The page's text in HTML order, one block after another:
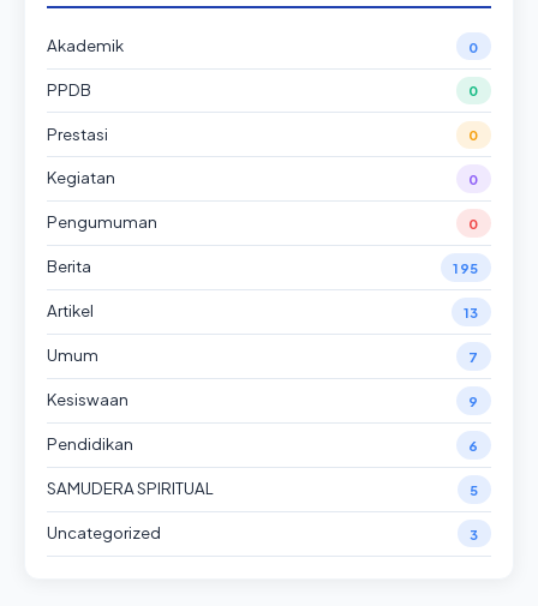
Akademik 0
PPDB 0
Prestasi 0
Kegiatan 0
Pengumuman 0
Berita 195
Artikel 13
Umum 7
Kesiswaan 9
Pendidikan 6
SAMUDERA SPIRITUAL 5
Uncategorized 3